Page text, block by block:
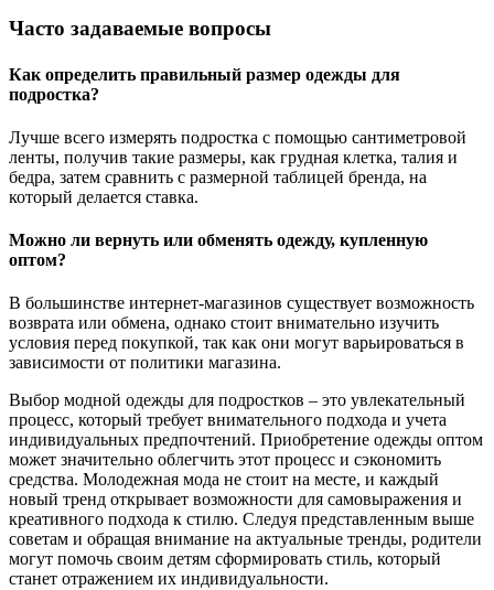
Часто задаваемые вопросы
Как определить правильный размер одежды для
подростка?
Лучше всего измерять подростка с помощью сантиметровой
ленты, получив такие размеры, как грудная клетка, талия и
бедра, затем сравнить с размерной таблицей бренда, на
который делается ставка.
Можно ли вернуть или обменять одежду, купленную
оптом?
В большинстве интернет-магазинов существует возможность
возврата или обмена, однако стоит внимательно изучить
условия перед покупкой, так как они могут варьироваться в
зависимости от политики магазина.
Выбор модной одежды для подростков – это увлекательный
процесс, который требует внимательного подхода и учета
индивидуальных предпочтений. Приобретение одежды оптом
может значительно облегчить этот процесс и сэкономить
средства. Молодежная мода не стоит на месте, и каждый
новый тренд открывает возможности для самовыражения и
креативного подхода к стилю. Следуя представленным выше
советам и обращая внимание на актуальные тренды, родители
могут помочь своим детям сформировать стиль, который
станет отражением их индивидуальности.